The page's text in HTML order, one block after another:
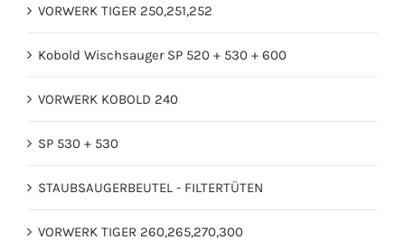
VORWERK TIGER 250,251,252
Kobold Wischsauger SP 520 + 530 + 600
VORWERK KOBOLD 240
SP 530 + 530
STAUBSAUGERBEUTEL - FILTERTÜTEN
VORWERK TIGER 260,265,270,300